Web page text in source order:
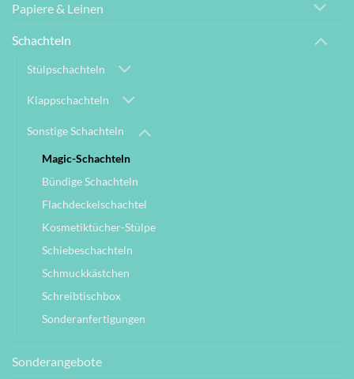
Papiere & Leinen
Schachteln
Stülpschachteln
Klappschachteln
Sonstige Schachteln
Magic-Schachteln
Bündige Schachteln
Flachdeckelschachtel
Kosmetiktücher-Stülpe
Schiebeschachteln
Schmuckkästchen
Schreibtischbox
Sonderanfertigungen
Sonderangebote